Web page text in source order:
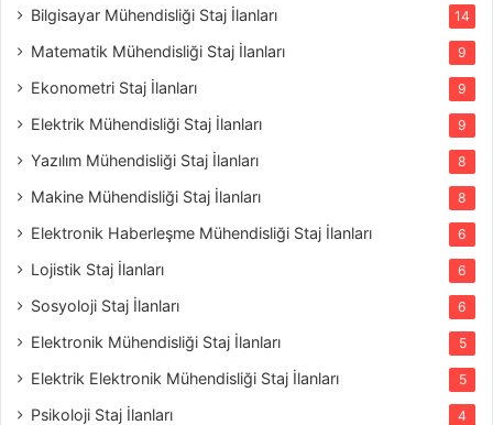
Bilgisayar Mühendisliği Staj İlanları 14
Matematik Mühendisliği Staj İlanları 9
Ekonometri Staj İlanları 9
Elektrik Mühendisliği Staj İlanları 9
Yazılım Mühendisliği Staj İlanları 8
Makine Mühendisliği Staj İlanları 8
Elektronik Haberleşme Mühendisliği Staj İlanları 6
Lojistik Staj İlanları 6
Sosyoloji Staj İlanları 6
Elektronik Mühendisliği Staj İlanları 5
Elektrik Elektronik Mühendisliği Staj İlanları 5
Psikoloji Staj İlanları 4